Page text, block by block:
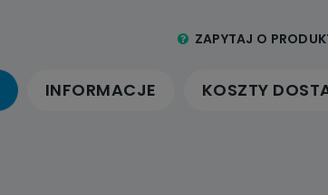
ZAPYTAJ O
INFORMACJE KOSZTY